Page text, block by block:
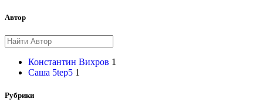
Автор
Константин Вихров 1
Саша 5tep5 1
Рубрики